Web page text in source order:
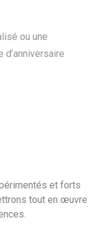
ou une
et forts
tout en œuvre